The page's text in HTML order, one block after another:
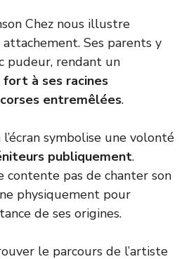
Chez nous illustre
Ses parents y
pudeur, rendant un
fort à ses racines
entremêlées.
symbolise une volonté
publiquement.
contente pas de chanter son
physiquement pour
de ses origines.
le parcours de l’artiste